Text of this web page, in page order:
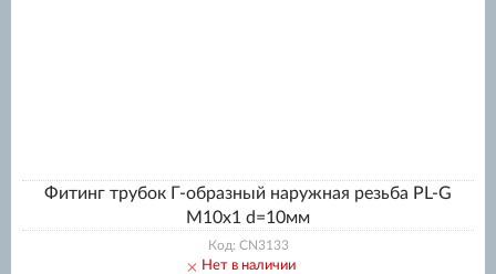
Фитинг трубок Г-образный наружная резьба PL-G
M10x1 d=10мм
Код: CN3133
Нет в наличии